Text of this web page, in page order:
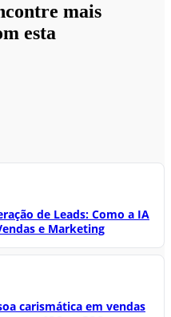
mais
esta
de Leads: Como a IA
e Marketing
carismática em vendas